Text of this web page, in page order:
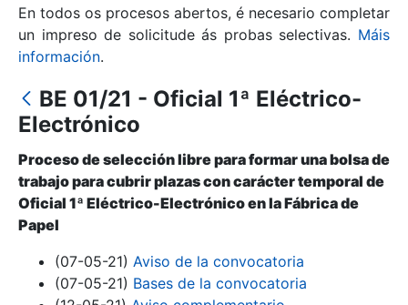
Mostrar/Ocultar
Mostrar/Ocultar
En todos os procesos abertos, é necesario completar
un impreso de solicitude ás probas selectivas. Máis
información.
BE 01/21 - Oficial 1ª Eléctrico-
Electrónico
Proceso de selección libre para formar una bolsa de
trabajo para cubrir plazas con carácter temporal de
Oficial 1ª Eléctrico-Electrónico en la Fábrica de
Papel
(07-05-21) Aviso de la convocatoria
(07-05-21) Bases de la convocatoria